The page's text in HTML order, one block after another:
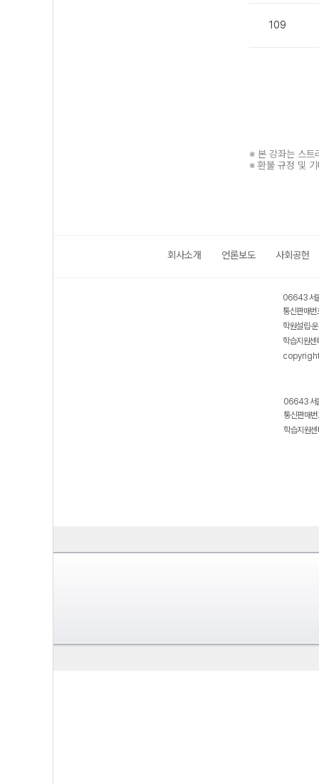
109
※ 본 강좌는 스트
※ 환불 규정 및
회사소개 언론보도 사회공헌
06643 서
통신판매
학원설립·
학습지원
06643 서
통신판매
학습지원